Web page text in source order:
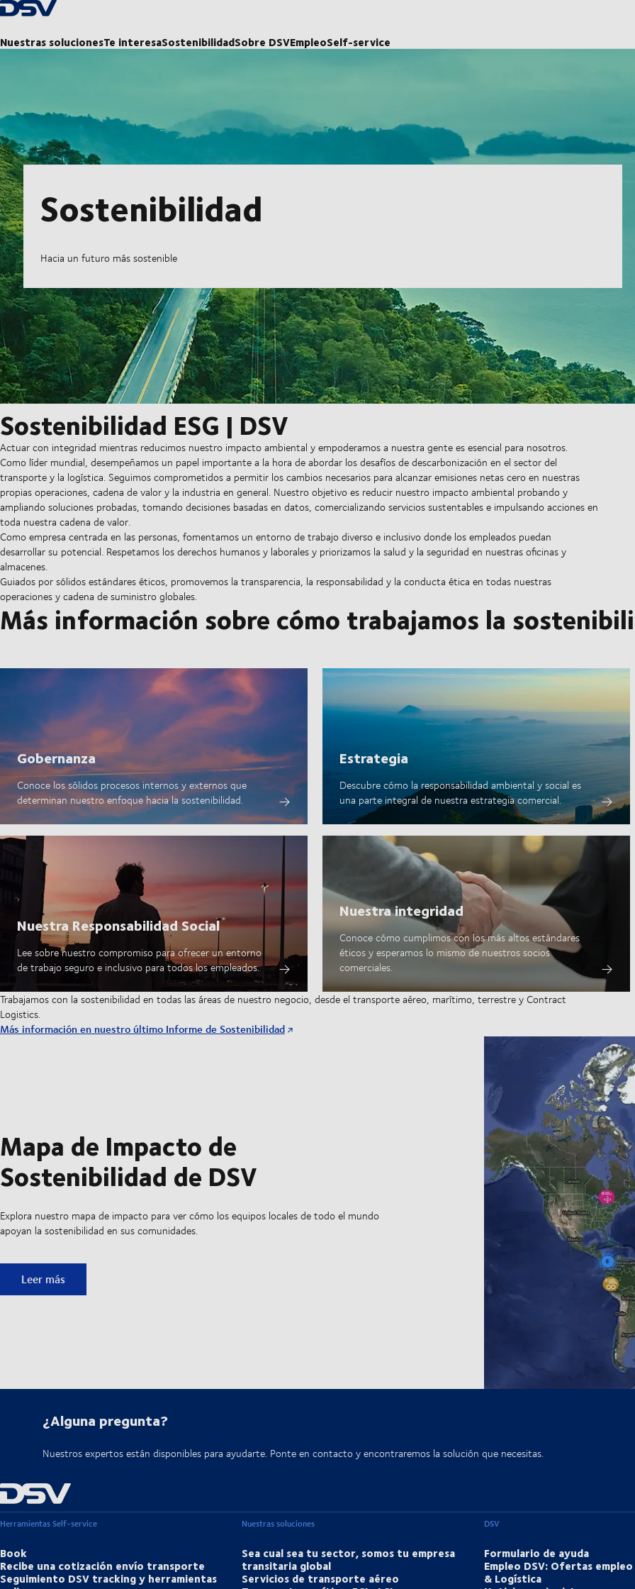
Volver a la página de inicio
Nuestras solucionesTe interesaSostenibilidadSobre DSVEmpleoSelf-service
Sostenibilidad
Hacia un futuro más sostenible
Sostenibilidad ESG | DSV
Actuar con integridad mientras reducimos nuestro impacto ambiental y empoderamos a nuestra gente es esencial para nosotros.
Como líder mundial, desempeñamos un papel importante a la hora de abordar los desafíos de descarbonización en el sector del
transporte y la logística. Seguimos comprometidos a permitir los cambios necesarios para alcanzar emisiones netas cero en nuestras
propias operaciones, cadena de valor y la industria en general. Nuestro objetivo es reducir nuestro impacto ambiental probando y
ampliando soluciones probadas, tomando decisiones basadas en datos, comercializando servicios sustentables e impulsando acciones en
toda nuestra cadena de valor.
Como empresa centrada en las personas, fomentamos un entorno de trabajo diverso e inclusivo donde los empleados puedan
desarrollar su potencial. Respetamos los derechos humanos y laborales y priorizamos la salud y la seguridad en nuestras oficinas y
almacenes.
Guiados por sólidos estándares éticos, promovemos la transparencia, la responsabilidad y la conducta ética en todas nuestras
operaciones y cadena de suministro globales.
Más información sobre cómo trabajamos la
Gobernanza
Conoce los sólidos procesos internos y externos que
determinan nuestro enfoque hacia la sostenibilidad.
Estrategia
Descubre cómo la responsabilidad ambiental y social es
una parte integral de nuestra estrategia comercial.
Nuestra Responsabilidad Social
Lee sobre nuestro compromiso para ofrecer un entorno
de trabajo seguro e inclusivo para todos los empleados.
Nuestra integridad
Conoce cómo cumplimos con los más altos estándares
éticos y esperamos lo mismo de nuestros socios
comerciales.
Trabajamos con la sostenibilidad en todas las áreas de nuestro negocio, desde el transporte aéreo, marítimo, terrestre y Contract
Logistics.
Más información en nuestro último Informe de Sostenibilidad
Mapa de Impacto de
Sostenibilidad de DSV
Explora nuestro mapa de impacto para ver cómo los equipos locales de todo el mundo
apoyan la sostenibilidad en sus comunidades.
Mapa de Impacto de Sostenibilidad de DSV
Leer más
¿Alguna pregunta?
Nuestros expertos están disponibles para ayudarte. Ponte en contacto y encontraremos la solución que necesitas.
Herramientas Self-service
Book
Recibe una cotización envío transporte
Seguimiento DSV tracking y herramientas
Nuestras soluciones
Sea cual sea tu sector, somos tu empresa
transitaria global
Servicios de transporte aéreo
DSV
Formulario de ayuda
Empleo DSV: Ofertas
& Logística